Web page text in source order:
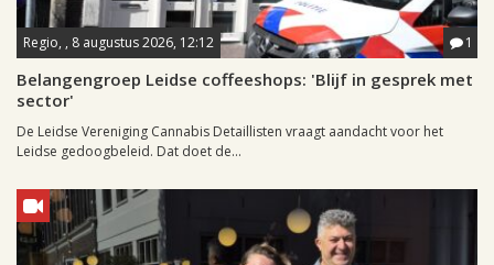
Regio, , 8 augustus 2026, 12:12 1
Belangengroep Leidse coffeeshops: 'Blijf in gesprek met
sector'
De Leidse Vereniging Cannabis Detaillisten vraagt aandacht voor het
Leidse gedoogbeleid. Dat doet de...